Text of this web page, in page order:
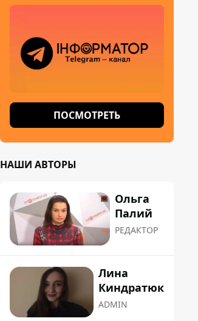
ПОСМОТРЕТЬ
НАШИ АВТОРЫ
Ольга
Палий
РЕДАКТОР
Лина
Киндратюк
ADMIN